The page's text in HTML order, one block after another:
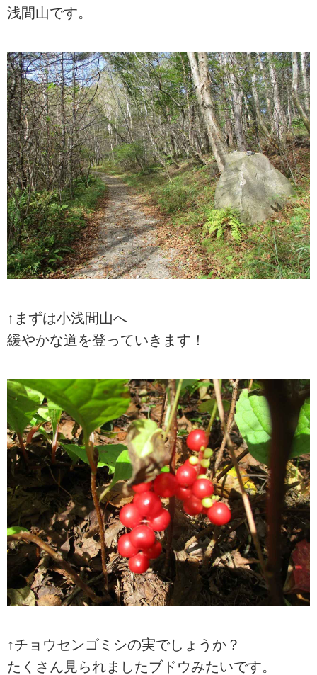
浅間山です。
↑まずは小浅間山へ
緩やかな道を登っていきます！
↑チョウセンゴミシの実でしょうか？
たくさん見られましたブドウみたいです。